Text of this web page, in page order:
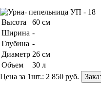
Высота
60 см
Ширина -
Глубина -
Диаметр 26 см
Объем
30 л
Цена за 1шт.: 2 850 руб.